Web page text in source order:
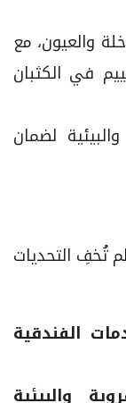
والعيون، مع
في الكثبان
لضمان
تُخفِ التحديات
الفندقية
والبيئية